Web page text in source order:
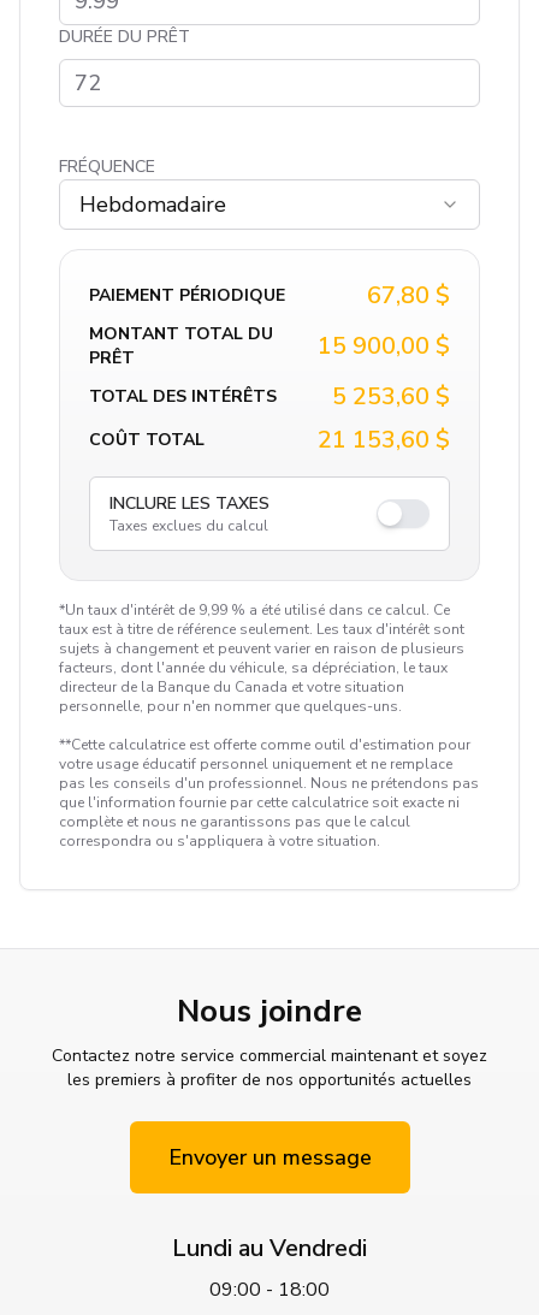
DURÉE DU PRÊT
FRÉQUENCE
Hebdomadaire
PAIEMENT PÉRIODIQUE 67,80 $
MONTANT TOTAL DU
PRÊT
15 900,00 $
TOTAL DES INTÉRÊTS 5 253,60 $
COÛT TOTAL 21 153,60 $
INCLURE LES TAXES
Taxes exclues du calcul
*Un taux d'intérêt de 9,99 % a été utilisé dans ce calcul. Ce
taux est à titre de référence seulement. Les taux d'intérêt sont
sujets à changement et peuvent varier en raison de plusieurs
facteurs, dont l'année du véhicule, sa dépréciation, le taux
directeur de la Banque du Canada et votre situation
personnelle, pour n'en nommer que quelques-uns.
**Cette calculatrice est offerte comme outil d'estimation pour
votre usage éducatif personnel uniquement et ne remplace
pas les conseils d'un professionnel. Nous ne prétendons pas
que l'information fournie par cette calculatrice soit exacte ni
complète et nous ne garantissons pas que le calcul
correspondra ou s'appliquera à votre situation.
Nous joindre
Contactez notre service commercial maintenant et soyez
les premiers à profiter de nos opportunités actuelles
Envoyer un message
Lundi au Vendredi
09:00 - 18:00